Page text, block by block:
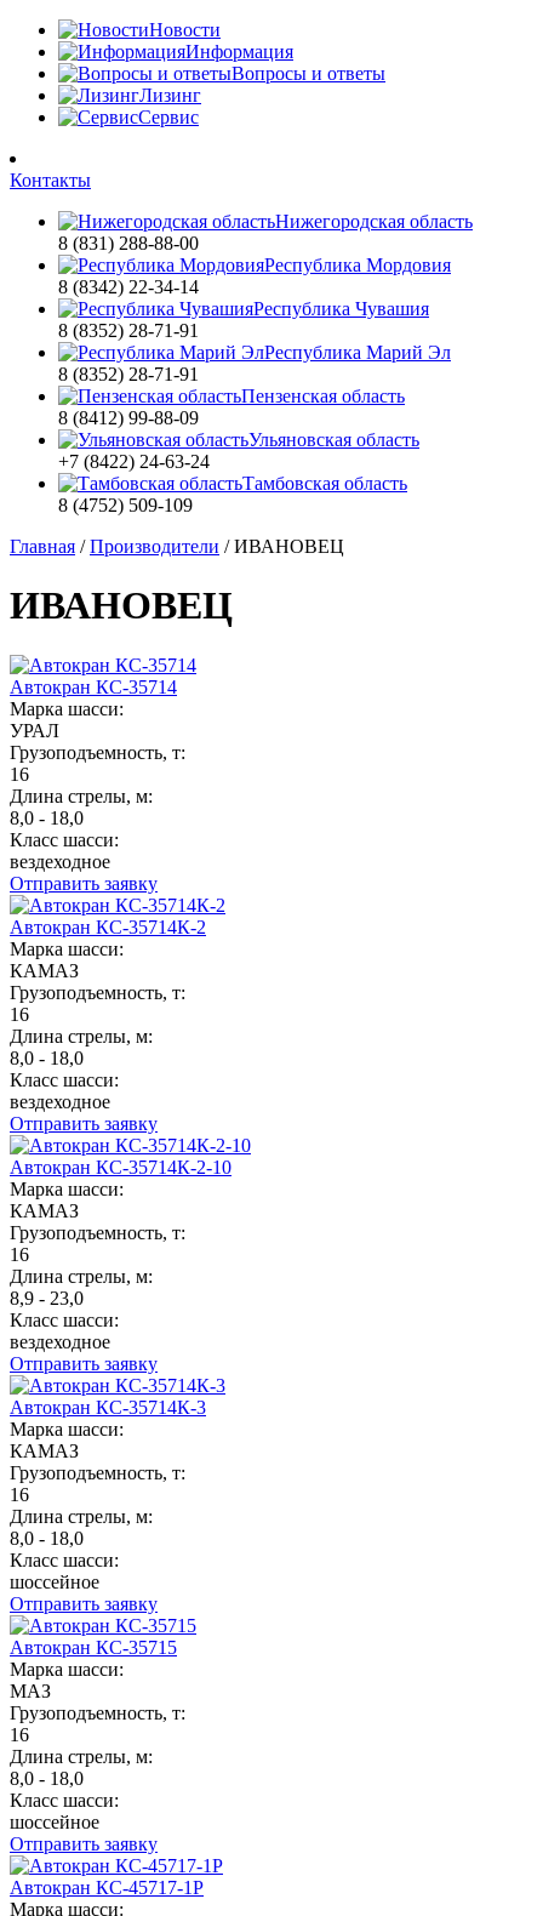
Новости
Информация
Вопросы и ответы
Лизинг
Сервис
Контакты
Нижегородская область
8 (831) 288-88-00
Республика Мордовия
8 (8342) 22-34-14
Республика Чувашия
8 (8352) 28-71-91
Республика Марий Эл
8 (8352) 28-71-91
Пензенская область
8 (8412) 99-88-09
Ульяновская область
+7 (8422) 24-63-24
Тамбовская область
8 (4752) 509-109
Главная /Производители /ИВАНОВЕЦ
ИВАНОВЕЦ
Автокран КС-35714
Марка шасси:
УРАЛ
Грузоподъемность, т:
16
Длина стрелы, м:
8,0 - 18,0
Класс шасси:
вездеходное
Отправить заявку
Автокран КС-35714К-2
Марка шасси:
КАМАЗ
Грузоподъемность, т:
16
Длина стрелы, м:
8,0 - 18,0
Класс шасси:
вездеходное
Отправить заявку
Автокран КС-35714К-2-10
Марка шасси:
КАМАЗ
Грузоподъемность, т:
16
Длина стрелы, м:
8,9 - 23,0
Класс шасси:
вездеходное
Отправить заявку
Автокран КС-35714К-3
Марка шасси:
КАМАЗ
Грузоподъемность, т:
16
Длина стрелы, м:
8,0 - 18,0
Класс шасси:
шоссейное
Отправить заявку
Автокран КС-35715
Марка шасси:
МАЗ
Грузоподъемность, т:
16
Длина стрелы, м:
8,0 - 18,0
Класс шасси:
шоссейное
Отправить заявку
Автокран КС-45717-1Р
Марка шасси: